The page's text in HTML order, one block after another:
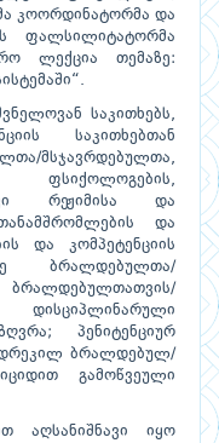
კოორდინატორმა და
ფალსილიტატორმა
ლექცია თემაზე:
საკითხებს,
საკითხებთან
მსჯავრდებულთა,
ფსიქოლოგების,
რეჟიმისა და
და
და კომპეტენციის
ბრალდებულთა/
ბრალდებულთათვის/
პენიტენციურ
ბრალდებულ/
გამოწვეული
აღსანიშნავი იყო